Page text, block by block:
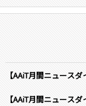
【AAiT月間ニュース
【AAiT月間ニュース